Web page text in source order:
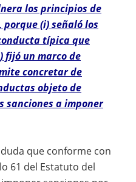
los principios de
(i) señaló los
típica que
fijó un marco de
concretar de
objeto de
sanciones a imponer
que conforme con
61 del Estatuto del